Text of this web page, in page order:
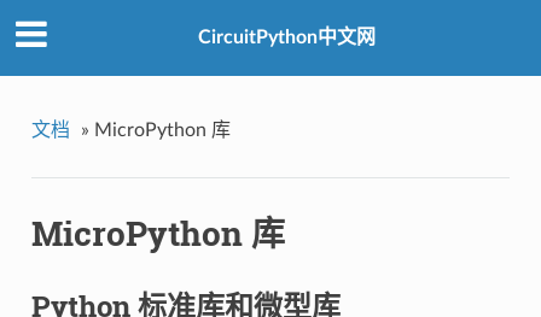
CircuitPython中文网
文档 » MicroPython 库
MicroPython 库
Python 标准库和微型库